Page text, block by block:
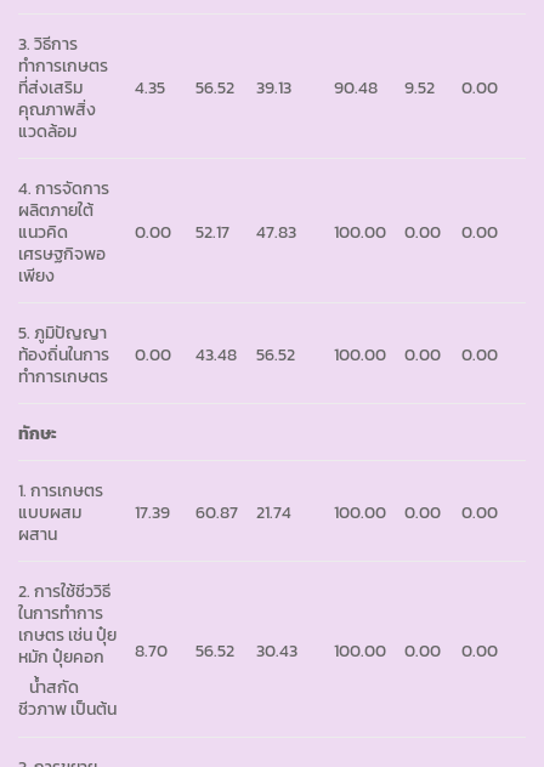
3. วิธีการ
ทำการเกษตร
ที่ส่งเสริม
คุณภาพสิ่ง
แวดล้อม
4.35 56.52 39.13 90.48 9.52 0.00
4. การจัดการ
ผลิตภายใต้
แนวคิด
เศรษฐกิจพอ
เพียง
0.00 52.17 47.83 100.00 0.00 0.00
5. ภูมิปัญญา
ท้องถิ่นในการ
ทำการเกษตร
0.00 43.48 56.52 100.00 0.00 0.00
ทักษะ
1. การเกษตร
แบบผสม
ผสาน
17.39 60.87 21.74 100.00 0.00 0.00
2. การใช้ชีววิธี
ในการทำการ
เกษตร เช่น ปุ๋ย
หมัก ปุ๋ยคอก
น้ำสกัด
ชีวภาพ เป็นต้น
8.70 56.52 30.43 100.00 0.00 0.00